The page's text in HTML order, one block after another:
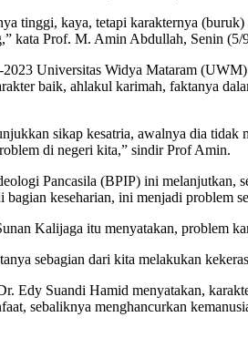
tinggi, kaya, tetapi karakternya
kata Prof. M. Amin Abdullah, Senin
2023 Universitas Widya Mataram
baik, ahlakul karimah, faktanya
sikap kesatria, awalnya dia
di negeri kita,” sindir Prof Amin.
Pancasila (BPIP) ini
keseharian, ini menjadi problem
Kalijaga itu menyatakan, problem
sebagian dari kita melakukan
Edy Suandi Hamid menyatakan,
sebaliknya menghancurkan